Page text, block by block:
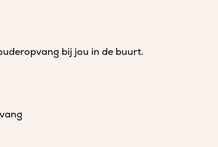
bij jou in de buurt.